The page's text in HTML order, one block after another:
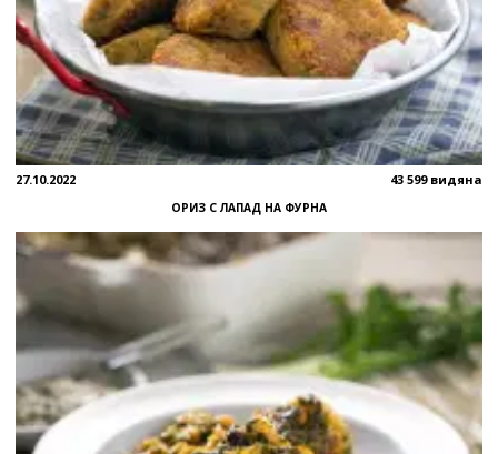
27.10.2022 43 599 видяна
ОРИЗ С ЛАПАД НА ФУРНА